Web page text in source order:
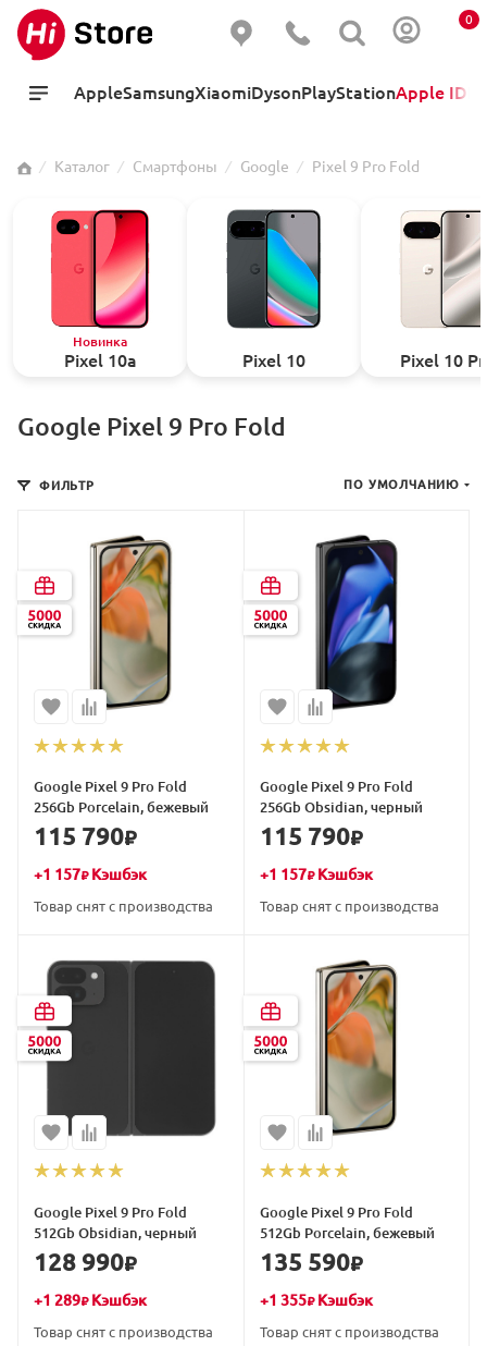
0
AppleSamsungXiaomiDysonPlayStationApple ID
⁄ Каталог ⁄ Смартфоны ⁄ Google ⁄ Pixel 9 Pro Fold
Pixel 10a
Новинка
Pixel 10 Pixel 10
Google Pixel 9 Pro Fold
ФИЛЬТР ПО УМОЛЧАНИЮ
Google Pixel 9 Pro Fold
256Gb Porcelain, бежевый
115 790₽
+1 157₽Кэшбэк
Товар снят с производства
Google Pixel 9 Pro Fold
256Gb Obsidian, черный
115 790₽
+1 157₽Кэшбэк
Товар снят с производства
Google Pixel 9 Pro Fold
512Gb Obsidian, черный
128 990₽
+1 289₽Кэшбэк
Товар снят с производства
Google Pixel 9 Pro Fold
512Gb Porcelain, бежевый
135 590₽
+1 355₽Кэшбэк
Товар снят с производства